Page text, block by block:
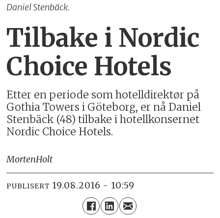
Daniel Stenbäck.
Tilbake i Nordic
Choice Hotels
Etter en periode som hotelldirektør på
Gothia Towers i Göteborg, er nå Daniel
Stenbäck (48) tilbake i hotellkonsernet
Nordic Choice Hotels.
MortenHolt
PUBLISERT 19.08.2016 - 10:59